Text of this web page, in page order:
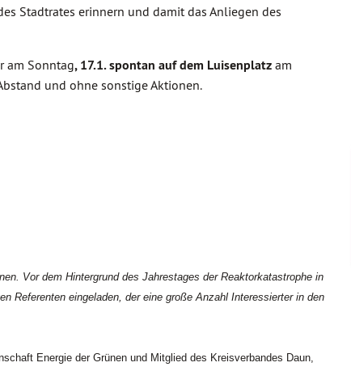
Stadtrates erinnern und damit das Anliegen des
am Sonntag,17.1. spontan aufdem Luisenplatz am
und ohne sonstige Aktionen.
Vor dem Hintergrund des Jahrestages der Reaktorkatastrophe in
Referenten eingeladen, der eine große Anzahl Interessierter in den
Energie der Grünen und Mitglied des Kreisverbandes Daun,